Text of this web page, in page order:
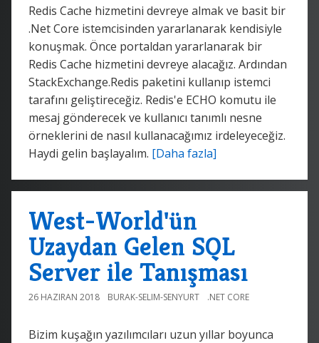
Redis Cache hizmetini devreye almak ve basit bir
.Net Core istemcisinden yararlanarak kendisiyle
konuşmak. Önce portaldan yararlanarak bir
Redis Cache hizmetini devreye alacağız. Ardından
StackExchange.Redis paketini kullanıp istemci
tarafını geliştireceğiz. Redis'e ECHO komutu ile
mesaj gönderecek ve kullanıcı tanımlı nesne
örneklerini de nasıl kullanacağımız irdeleyeceğiz.
Haydi gelin başlayalım. [Daha fazla]
West-World'ün
Uzaydan Gelen SQL
Server ile Tanışması
26 HAZIRAN 2018 BURAK-SELIM-SENYURT .NET CORE
Bizim kuşağın yazılımcıları uzun yıllar boyunca